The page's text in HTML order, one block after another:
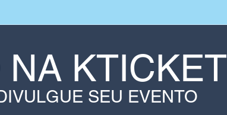
KTICKET
SEU EVENTO